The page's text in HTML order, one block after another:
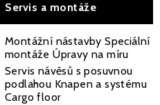
Servis a montáže
Montážní nástavby Speciální
montáže Úpravy na míru
Servis návěsů s posuvnou
podlahou Knapen a systému
Cargo floor